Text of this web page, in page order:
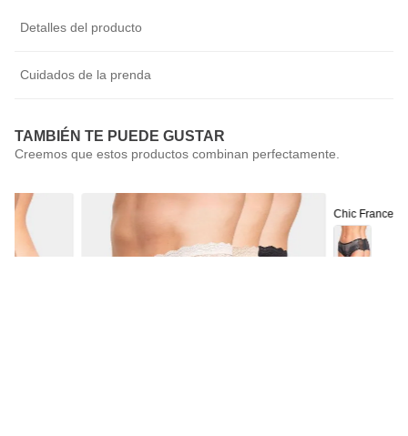
Detalles del producto
Cuidados de la prenda
TAMBIÉN TE PUEDE GUSTAR
Chic France